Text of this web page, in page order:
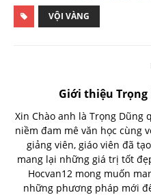
VỘI VÀNG
Giới thiệu Trọng
Xin Chào anh là Trọng Dũng
niềm đam mê văn học cùng
giảng viên, giáo viên đã
mang lại những giá trị tốt
Hocvan12 mong muốn
những phương pháp mới